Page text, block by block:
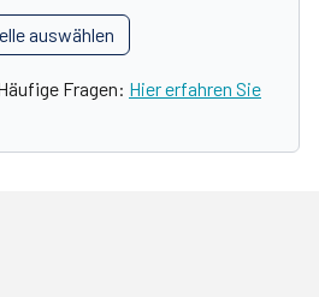
auswählen
Fragen: Hier erfahren Sie